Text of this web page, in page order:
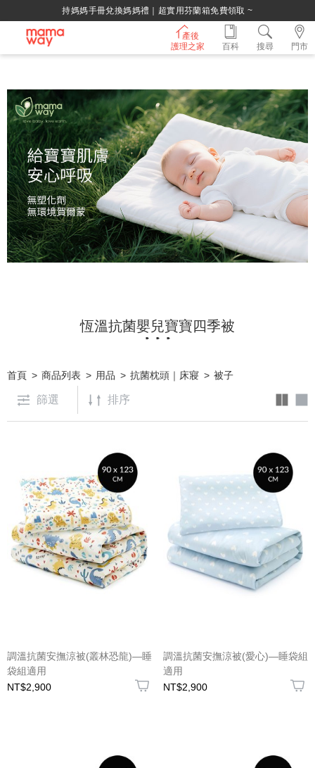
綁定LINE好友，500購物金立即折！
產後
護理之家
門市
百科 搜尋
恆溫抗菌嬰兒寶寶四季被
首頁 商品列表 用品 抗菌枕頭｜床寢 被子
篩選
調溫抗菌安撫涼被(叢林恐龍)—睡
袋組適用
NT$2,900
調溫抗菌安撫涼被(愛心)—睡袋組
適用
NT$2,900